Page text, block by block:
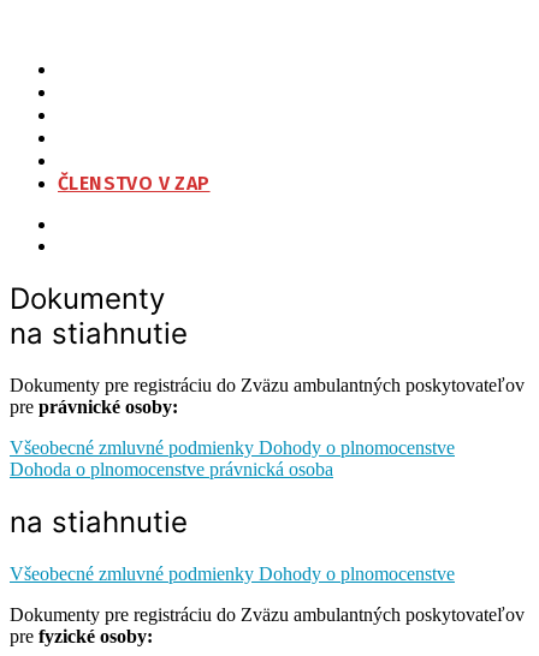
ČLENSTVO V ZAP
Dokumenty
na stiahnutie
Dokumenty pre registráciu do Zväzu ambulantných poskytovateľov
pre právnické osoby:
Všeobecné zmluvné podmienky Dohody o plnomocenstve
Dohoda o plnomocenstve právnická osoba
na stiahnutie
Všeobecné zmluvné podmienky Dohody o plnomocenstve
Dokumenty pre registráciu do Zväzu ambulantných poskytovateľov
pre fyzické osoby: